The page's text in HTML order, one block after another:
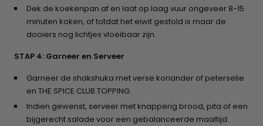
Dek de koekenpan af en laat op laag vuur ongeveer 8-15
minuten koken, of totdat het eiwit gestold is maar de
dooiers nog lichtjes vloeibaar zijn.
STAP 4: Garneer en Serveer
Garneer de shakshuka met verse koriander of peterselie
en THE SPICE CLUB TOPPING.
Indien gewenst, serveer met knapperig brood, pita of een
bijgerecht salade voor een gebalanceerde maaltijd.